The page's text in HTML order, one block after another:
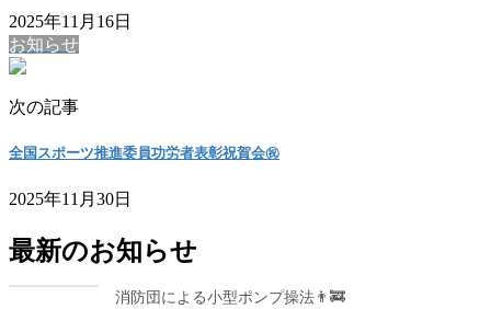
2025年11月16日
お知らせ
次の記事
全国スポーツ推進委員功労者表彰祝賀会㊗️
2025年11月30日
最新のお知らせ
消防団による小型ポンプ操法👨‍🚒